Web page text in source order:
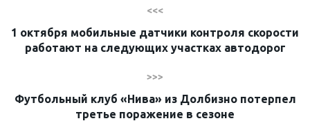
<<<
1 октября мобильные датчики контроля скорости
работают на следующих участках автодорог
>>>
Футбольный клуб «Нива» из Долбизно потерпел
третье поражение в сезоне